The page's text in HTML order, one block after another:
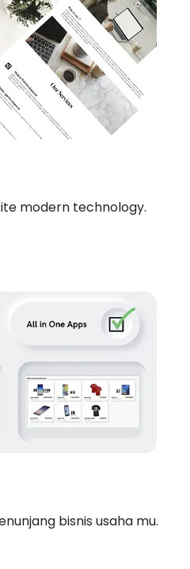
modern technology.
bisnis usaha mu.